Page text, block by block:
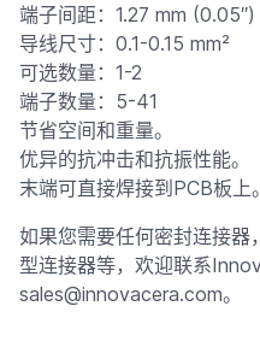
端子间距：1.27 mm (0.05″)
导线尺寸：0.1-0.15 mm²
可选数量：1-2
端子数量：5-41
节省空间和重量。
优异的抗冲击和抗振性能。
末端可直接焊接到PCB板上。
如果您需要任何密封连接器
型连接器等，欢迎联系
sales@innovacera.com。